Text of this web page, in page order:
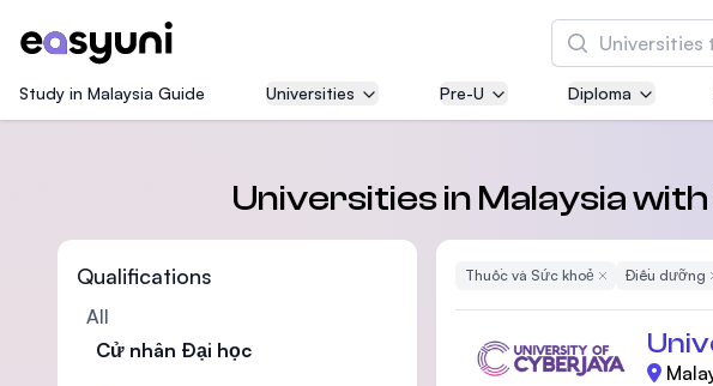
Tìm kiếm
Asia
Well-
and
Study in Malaysia Guide Universities Pre-U Diploma
Universities in Malaysia
Qualifications
All
Cử nhân Đại học
Thuốc và Sức khoẻ Remove Filter
Điều dưỡng